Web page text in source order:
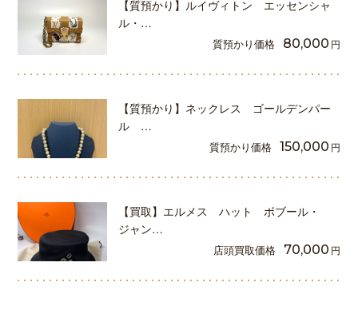
【質預かり】ルイヴィトン エッセンシャ
ル・…
質預かり価格 80,000 円
【質預かり】ネックレス ゴールデンパー
ル …
質預かり価格 150,000 円
【買取】エルメス ハット ボブール・
ジャン…
店頭買取価格 70,000 円